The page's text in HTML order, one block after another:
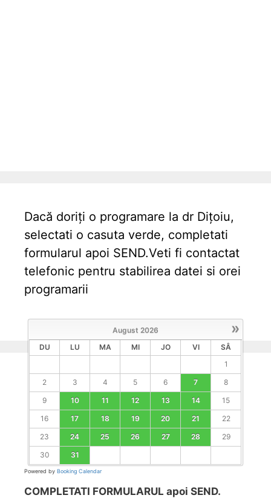
Dacă doriți o programare la dr Dițoiu,
selectati o casuta verde, completati
formularul apoi SEND.Veti fi contactat
telefonic pentru stabilirea datei si orei
programarii
»
August 2026
DU
LU MA MI JO VI
SÂ
1
2
3 4 5 6 7
8
9
10 11 12 13 14
15
16
17 18 19 20 21
22
23
24 25 26 27 28
29
30
31
Powered by Booking Calendar
COMPLETATI FORMULARUL apoi SEND.